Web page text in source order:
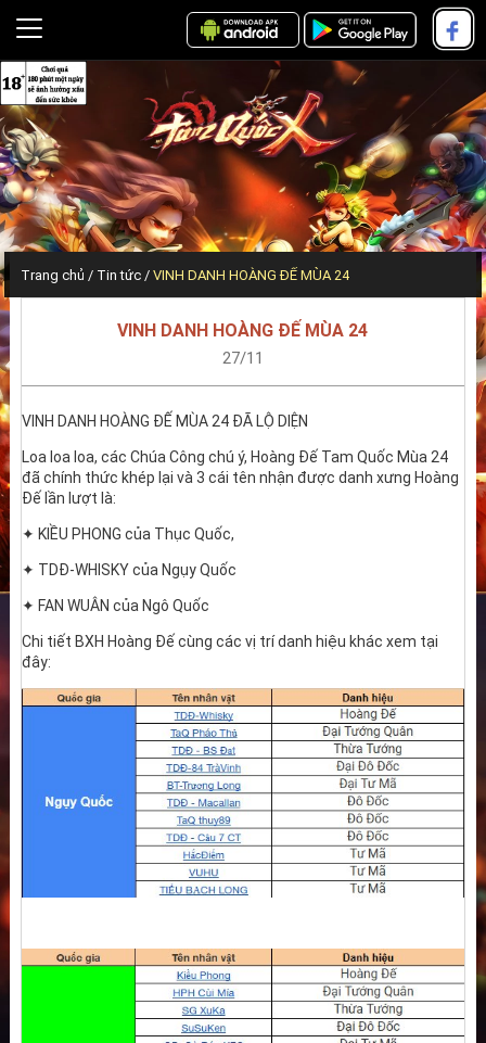
Trang chủ Tin tức VINH DANH HOÀNG ĐẾ MÙA 24
VINH DANH HOÀNG ĐẾ MÙA 24
27/11
VINH DANH HOÀNG ĐẾ MÙA 24 ĐÃ LỘ DIỆN
Loa loa loa, các Chúa Công chú ý, Hoàng Đế Tam Quốc Mùa 24
đã chính thức khép lại và 3 cái tên nhận được danh xưng Hoàng
Đế lần lượt là:
✦ KIỀU PHONG của Thục Quốc,
✦ TDĐ-WHISKY của Ngụy Quốc
✦ FAN WUÂN của Ngô Quốc
Chi tiết BXH Hoàng Đế cùng các vị trí danh hiệu khác xem tại
đây: